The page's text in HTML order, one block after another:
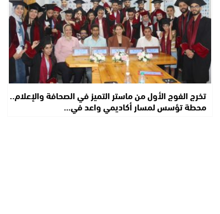
تخرج الفوج الأول من ماستر التميز في الصحافة والإعلام..
محطة تؤسس لمسار أكاديمي واعد في…